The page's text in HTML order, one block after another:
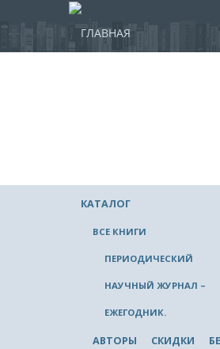
ГЛАВНАЯ
КАТАЛОГ
ВСЕ КНИГИ
ПЕРИОДИЧЕСКИЙ
НАУЧНЫЙ ЖУРНАЛ –
ЕЖЕГОДНИК.
АВТОРЫ СКИДКИ